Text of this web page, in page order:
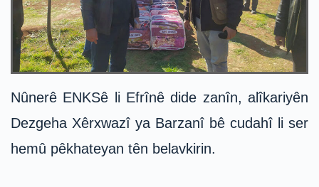
Nûnerê ENKSê li Efrînê dide zanîn, alîkariyên
Dezgeha Xêrxwazî ya Barzanî bê cudahî li ser
hemû pêkhateyan tên belavkirin.